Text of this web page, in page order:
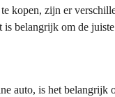
kopen, zijn er
belangrijk om de
auto, is het